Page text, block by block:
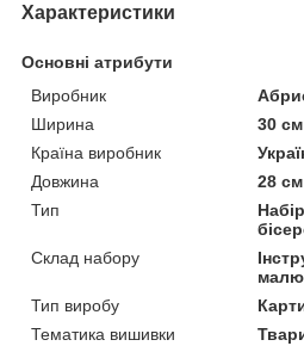
Характеристики
Основні атрибути
Виробник
Ширина
30 см
Країна виробник
Довжина
28 см
Тип
Склад набору
Тип виробу
Тематика вишивки